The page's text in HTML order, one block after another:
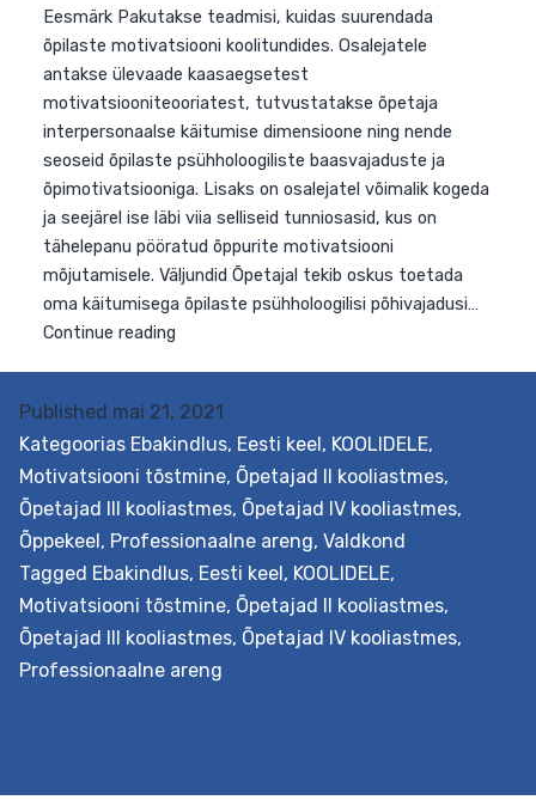
haridusuuenduse spetsialist. Väljundid Haridusasutus
saab teada oma arenguvajadused ja sellest lähtuvalt
kavandada valitud muutuse kavandamise ja elluviimise
protsessi. Soovi korral koostatakse seejärel…
readingHaridusasutuse
uuendusmeelsuse
hindamise
arengu
suunamise
pakett
Published mai 21, 2021
Kategoorias Ebakindlus, Eesti keel, KOOLIDELE,
Motivatsiooni tõstmine, Õpetajad II kooliastmes,
Õpetajad III kooliastmes, Õpetajad IV kooliastmes,
Õppekeel, Professionaalne areng, Valdkond
Tagged Ebakindlus, Eesti keel, KOOLIDELE,
Motivatsiooni tõstmine, Õpetajad II kooliastmes,
Õpetajad III kooliastmes, Õpetajad IV kooliastmes,
Professionaalne areng